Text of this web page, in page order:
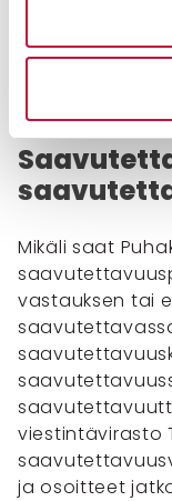
ilmoituksen
miten
Mikäli saat
vastauksen tai
viestintävirasto
ja osoitteet